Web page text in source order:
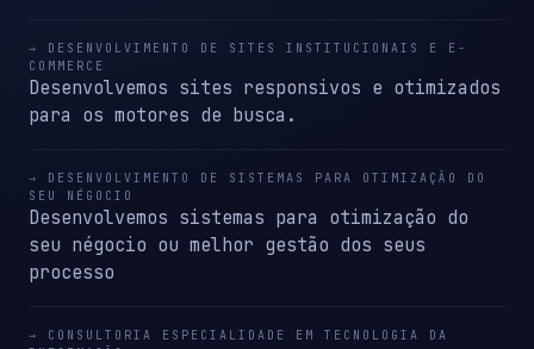
→ DESENVOLVIMENTO DE SITES INSTITUCIONAIS E E-
COMMERCE
Desenvolvemos sites responsivos e otimizados
para os motores de busca.
→ DESENVOLVIMENTO DE SISTEMAS PARA OTIMIZAÇÃO DO
SEU NÉGOCIO
Desenvolvemos sistemas para otimização do
seu négocio ou melhor gestão dos seus
processo
→ CONSULTORIA ESPECIALIDADE EM TECNOLOGIA DA